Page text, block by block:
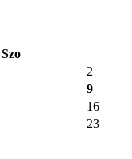
Szo
2
9
16
23